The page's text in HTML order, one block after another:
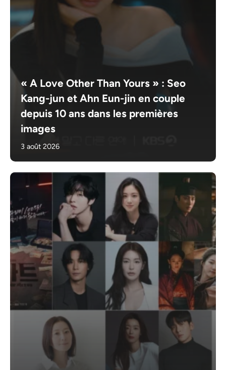
« A Love Other Than Yours » : Seo
Kang-jun et Ahn Eun-jin en couple
depuis 10 ans dans les premières
images
3 août 2026